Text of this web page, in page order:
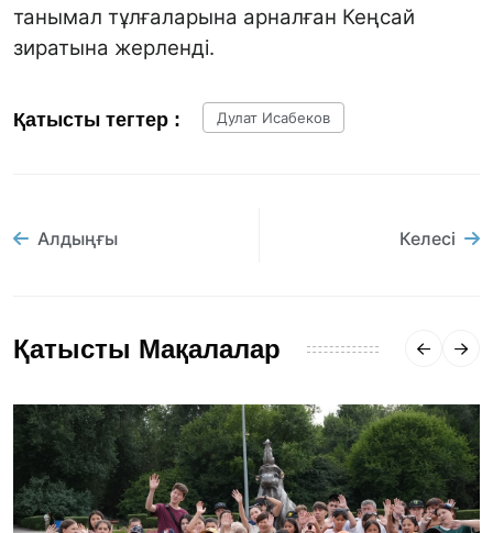
танымал тұлғаларына арналған Кеңсай
зиратына жерленді.
Қатысты тегтер : Дулат Исабеков
Алдыңғы Келесі
Қатысты Мақалалар